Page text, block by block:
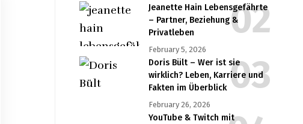
Jeanette Hain Lebensgefährte
– Partner, Beziehung &
Privatleben
February 5, 2026
Doris Bült – Wer ist sie
wirklich? Leben, Karriere und
Fakten im Überblick
February 26, 2026
YouTube & Twitch mit